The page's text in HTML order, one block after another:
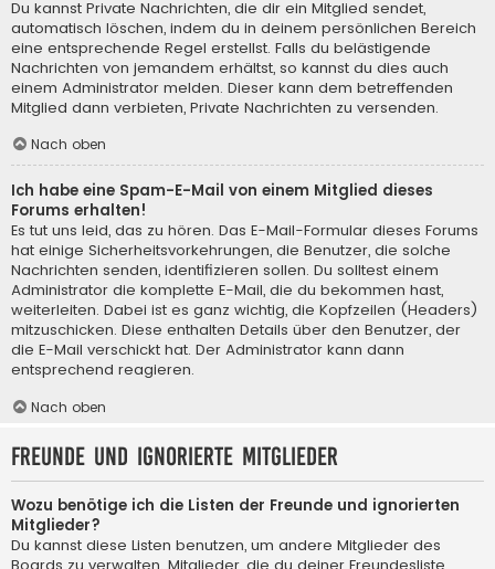
Du kannst Private Nachrichten, die dir ein Mitglied sendet,
automatisch löschen, indem du in deinem persönlichen Bereich
eine entsprechende Regel erstellst. Falls du belästigende
Nachrichten von jemandem erhältst, so kannst du dies auch
einem Administrator melden. Dieser kann dem betreffenden
Mitglied dann verbieten, Private Nachrichten zu versenden.
Nach oben
Ich habe eine Spam-E-Mail von einem Mitglied dieses
Forums erhalten!
Es tut uns leid, das zu hören. Das E-Mail-Formular dieses Forums
hat einige Sicherheitsvorkehrungen, die Benutzer, die solche
Nachrichten senden, identifizieren sollen. Du solltest einem
Administrator die komplette E-Mail, die du bekommen hast,
weiterleiten. Dabei ist es ganz wichtig, die Kopfzeilen (Headers)
mitzuschicken. Diese enthalten Details über den Benutzer, der
die E-Mail verschickt hat. Der Administrator kann dann
entsprechend reagieren.
Nach oben
Freunde und ignorierte Mitglieder
Wozu benötige ich die Listen der Freunde und ignorierten
Mitglieder?
Du kannst diese Listen benutzen, um andere Mitglieder des